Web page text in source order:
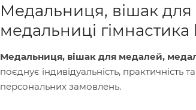
Медальниця, вішак
медальниці
Медальниця, вішак для медалей,
поєднує індивідуальність,
персональних замовлень.